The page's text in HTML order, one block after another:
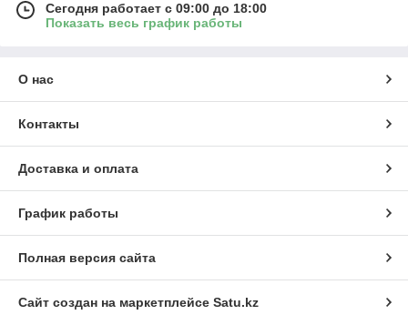
Сегодня работает с 09:00 до 18:00
Показать весь график работы
О нас
Контакты
Доставка и оплата
График работы
Полная версия сайта
Сайт создан на маркетплейсе Satu.kz